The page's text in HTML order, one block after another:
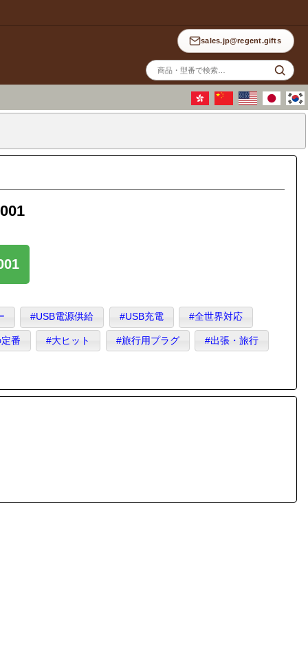
sales.jp@regent.gifts
サ
イ
ト
内
検
#USB電源供給 #USB充電 #全世界対応
番 #大ヒット #旅行用プラグ #出張・旅行